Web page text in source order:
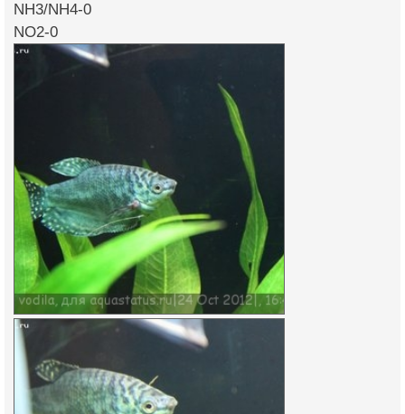
NH3/NH4-0
NO2-0